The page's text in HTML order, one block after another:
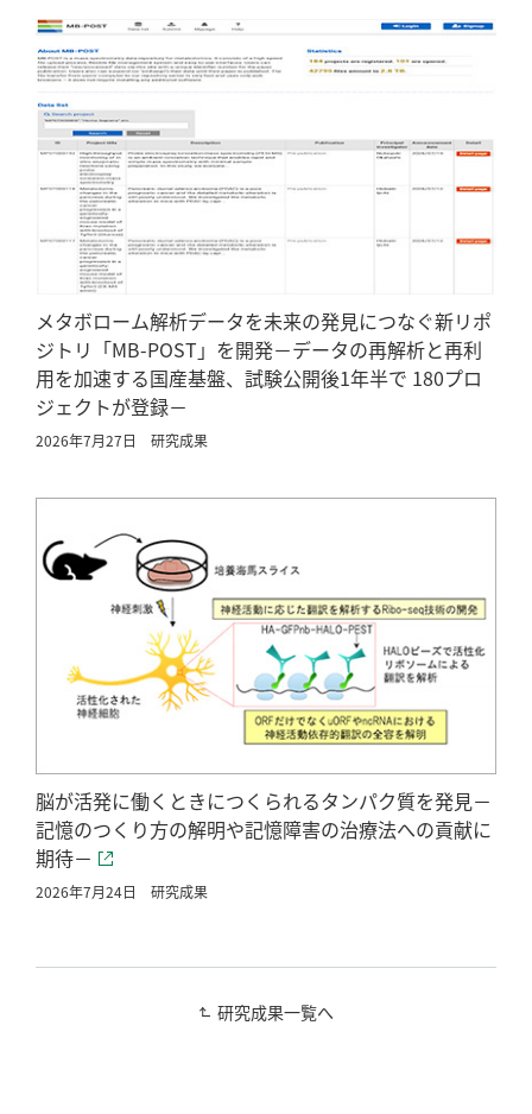
メタボローム解析データを未来の発見につなぐ新リポ
ジトリ「MB-POST」を開発－データの再解析と再利
用を加速する国産基盤、試験公開後1年半で 180プロ
ジェクトが登録－
2026年7月27日 研究成果
脳が活発に働くときにつくられるタンパク質を発見－
記憶のつくり方の解明や記憶障害の治療法への貢献に
期待－
2026年7月24日 研究成果
研究成果一覧へ